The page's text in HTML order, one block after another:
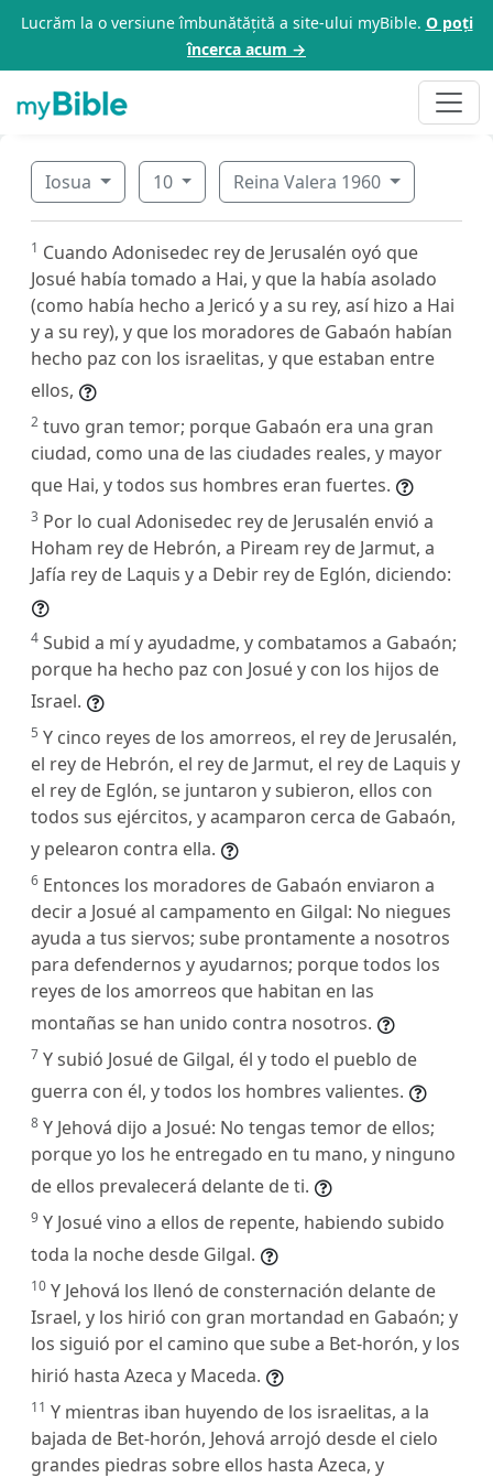
Lucrăm la o versiune îmbunătățită a site-ului myBible. O poți
încerca acum →
Iosua 10 Reina Valera 1960
1 Cuando Adonisedec rey de Jerusalén oyó que
Josué había tomado a Hai, y que la había asolado
(como había hecho a Jericó y a su rey, así hizo a Hai
y a su rey), y que los moradores de Gabaón habían
hecho paz con los israelitas, y que estaban entre
ellos,
2 tuvo gran temor; porque Gabaón era una gran
ciudad, como una de las ciudades reales, y mayor
que Hai, y todos sus hombres eran fuertes.
3 Por lo cual Adonisedec rey de Jerusalén envió a
Hoham rey de Hebrón, a Piream rey de Jarmut, a
Jafía rey de Laquis y a Debir rey de Eglón, diciendo:
4 Subid a mí y ayudadme, y combatamos a Gabaón;
porque ha hecho paz con Josué y con los hijos de
Israel.
5 Y cinco reyes de los amorreos, el rey de Jerusalén,
el rey de Hebrón, el rey de Jarmut, el rey de Laquis y
el rey de Eglón, se juntaron y subieron, ellos con
todos sus ejércitos, y acamparon cerca de Gabaón,
y pelearon contra ella.
6 Entonces los moradores de Gabaón enviaron a
decir a Josué al campamento en Gilgal: No niegues
ayuda a tus siervos; sube prontamente a nosotros
para defendernos y ayudarnos; porque todos los
reyes de los amorreos que habitan en las
montañas se han unido contra nosotros.
7 Y subió Josué de Gilgal, él y todo el pueblo de
guerra con él, y todos los hombres valientes.
8 Y Jehová dijo a Josué: No tengas temor de ellos;
porque yo los he entregado en tu mano, y ninguno
de ellos prevalecerá delante de ti.
9 Y Josué vino a ellos de repente, habiendo subido
toda la noche desde Gilgal.
10 Y Jehová los llenó de consternación delante de
Israel, y los hirió con gran mortandad en Gabaón; y
los siguió por el camino que sube a Bet-horón, y los
hirió hasta Azeca y Maceda.
11 Y mientras iban huyendo de los israelitas, a la
bajada de Bet-horón, Jehová arrojó desde el cielo
grandes piedras sobre ellos hasta Azeca, y